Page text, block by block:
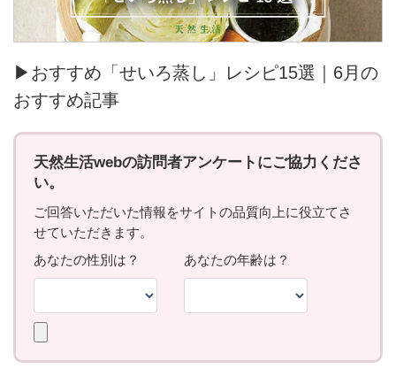
▶おすすめ「せいろ蒸し」レシピ15選｜6月の
おすすめ記事